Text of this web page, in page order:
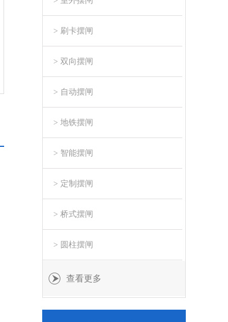
> 刷卡摆闸
> 双向摆闸
> 自动摆闸
> 地铁摆闸
> 智能摆闸
> 定制摆闸
> 桥式摆闸
> 圆柱摆闸
查看更多